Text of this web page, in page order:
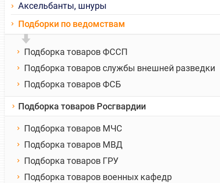
Аксельбанты, шнуры
Подборки по ведомствам
Подборка товаров ФССП
Подборка товаров службы внешней разведки
Подборка товаров ФСБ
Подборка товаров Росгвардии
Подборка товаров МЧС
Подборка товаров МВД
Подборка товаров ГРУ
Подборка товаров военных кафедр